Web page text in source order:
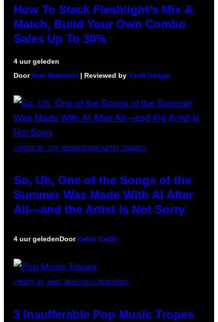
How To Stack Fleshlight’s Mix &
Match, Build Your Own Combo
Sales Up To 30%
4 uur geleden
DoorSam Watanuki | Reviewed by Ysolt Usigan
(PHOTO BY TIM MOSENFELDER/GETTY IMAGES)
So, Uh, One of the Songs of the
Summer Was Made With AI After
All—and the Artist Is Not Sorry
4 uur geledenDoorCaleb Catlin
(PHOTO BY MARC BROUSSELY/REDFERNS)
3 Insufferable Pop Music Tropes